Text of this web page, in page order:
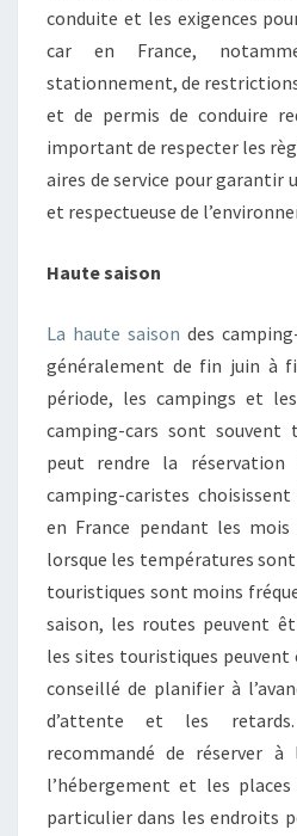
conduite et les exigences
car en France,
stationnement, de
et de permis de conduire
important de respecter les
aires de service pour garantir
et respectueuse de
Haute saison
La haute saison des
généralement de fin juin à
période, les campings et
camping-cars sont souvent
peut rendre la réservation
camping-caristes
en France pendant les
lorsque les températures
touristiques sont moins
saison, les routes peuvent
les sites touristiques
conseillé de planifier à
d’attente et les
recommandé de réserver à
l’hébergement et les
particulier dans les endroits